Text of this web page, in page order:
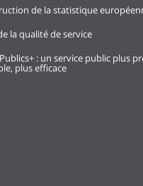
de la statistique
la qualité de service
: un service public plus
plus efficace